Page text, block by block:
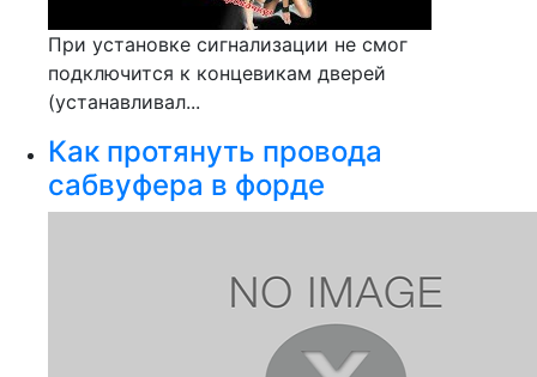
При установке сигнализации не смог
подключится к концевикам дверей
(устанавливал...
Как протянуть провода
сабвуфера в форде